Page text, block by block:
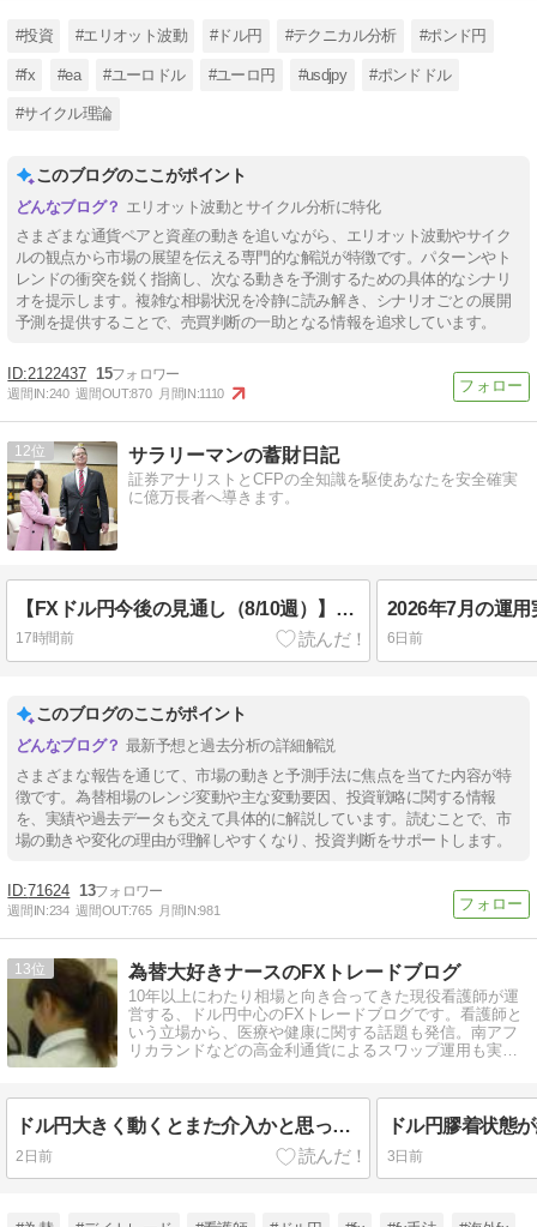
#投資 #エリオット波動 #ドル円 #テクニカル分析 #ポンド円
#fx #ea #ユーロドル #ユーロ円 #usdjpy #ポンドドル
#サイクル理論
このブログのここがポイント
エリオット波動とサイクル分析に特化
さまざまな通貨ペアと資産の動きを追いながら、エリオット波動やサイク
ルの観点から市場の展望を伝える専門的な解説が特徴です。パターンやト
レンドの衝突を鋭く指摘し、次なる動きを予測するための具体的なシナリ
オを提示します。複雑な相場状況を冷静に読み解き、シナリオごとの展開
予測を提供することで、売買判断の一助となる情報を追求しています。
2122437 15
週間IN:240 週間OUT:870 月間IN:1110
12 サラリーマンの蓄財日記
証券アナリストとCFPの全知識を駆使あなたを安全確実
に億万長者へ導きます。
【FXドル円今後の見通し（8/10週）】利上げ観測と中東情勢がカギ！予想レンジは・・
17時間前
2026年7月の運
6日前
このブログのここがポイント
最新予想と過去分析の詳細解説
さまざまな報告を通じて、市場の動きと予測手法に焦点を当てた内容が特
徴です。為替相場のレンジ変動や主な変動要因、投資戦略に関する情報
を、実績や過去データも交えて具体的に解説しています。読むことで、市
場の動きや変化の理由が理解しやすくなり、投資判断をサポートします。
71624 13
週間IN:234 週間OUT:765 月間IN:981
13 為替大好きナースのFXトレードブログ
10年以上にわたり相場と向き合ってきた現役看護師が運
営する、ドル円中心のFXトレードブログです。看護師と
いう立場から、医療や健康に関する話題も発信。南アフ
リカランドなどの高金利通貨によるスワップ運用も実践
ドル円大きく動くとまた介入かと思ってしまうのです
2日前
ドル円膠着状態
3日前